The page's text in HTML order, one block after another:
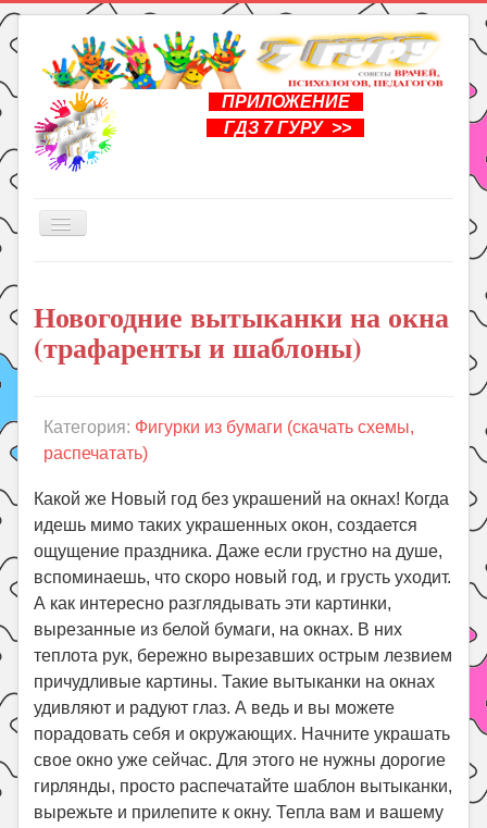
ПРИЛОЖЕНИЕ
ГДЗ 7 ГУРУ >>
Включить/
Книги
Рукоделие
Уроки
ГДЗ
Праздники
Психология
Летом!
Поиск
Новогодние вытыканки на окна
(трафаренты и шаблоны)
Категория: Фигурки из бумаги (скачать схемы,
распечатать)
Какой же Новый год без украшений на окнах! Когда
идешь мимо таких украшенных окон, создается
ощущение праздника. Даже если грустно на душе,
вспоминаешь, что скоро новый год, и грусть уходит.
А как интересно разглядывать эти картинки,
вырезанные из белой бумаги, на окнах. В них
теплота рук, бережно вырезавших острым лезвием
причудливые картины. Такие вытыканки на окнах
удивляют и радуют глаз. А ведь и вы можете
порадовать себя и окружающих. Начните украшать
свое окно уже сейчас. Для этого не нужны дорогие
гирлянды, просто распечатайте шаблон вытыканки,
вырежьте и прилепите к окну. Тепла вам и вашему